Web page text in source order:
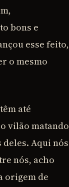
bons e
esse feito,
o mesmo
até
vilão matando
Aqui nós
nós, acho
origem de